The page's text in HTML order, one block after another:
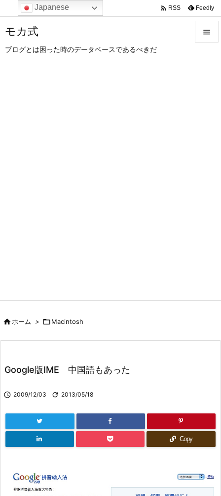
モカ式
ブログとは困った時のデータベースであるべきだ

 RSS Feedly
ホーム > Macintosh
Google版IME 中国語もあった
 2009/12/03  2013/05/18
Copy
Japanese